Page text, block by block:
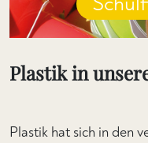
Plastik in
Plastik hat sich in den